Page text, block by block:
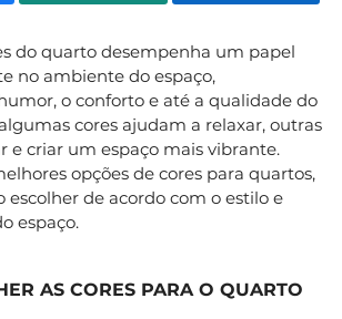
do quarto desempenha um papel
no ambiente do espaço,
o conforto e até a qualidade do
cores ajudam a relaxar, outras
e criar um espaço mais vibrante.
opções de cores para quartos,
escolher de acordo com o estilo e
espaço.
AS CORES PARA O QUARTO